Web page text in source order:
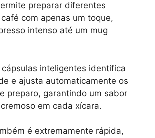
preparar diferentes
com apenas um toque,
intenso até um mug
inteligentes identifica
e ajusta automaticamente os
preparo, garantindo um sabor
em cada xícara.
é extremamente rápida,